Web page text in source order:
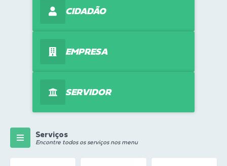
CAPINA ECOLÓGICA
Listas de Espera - Unidade Básica de Saúde
AQUI TEM SEBRAE
DOCUMENTOS
ALDIR BLANC 2025
Cultura
CIDADÃO
EMPRESA
SERVIDOR
Serviços
Encontre todos os serviços nos menu